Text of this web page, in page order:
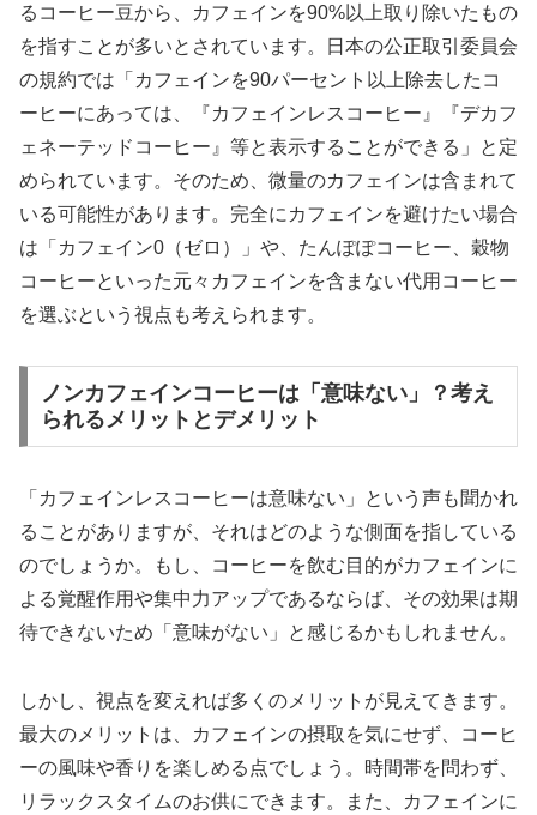
るコーヒー豆から、カフェインを90%以上取り除いたもの
を指すことが多いとされています。日本の公正取引委員会
の規約では「カフェインを90パーセント以上除去したコ
ーヒーにあっては、『カフェインレスコーヒー』『デカフ
ェネーテッドコーヒー』等と表示することができる」と定
められています。そのため、微量のカフェインは含まれて
いる可能性があります。完全にカフェインを避けたい場合
は「カフェイン0（ゼロ）」や、たんぽぽコーヒー、穀物
コーヒーといった元々カフェインを含まない代用コーヒー
を選ぶという視点も考えられます。
ノンカフェインコーヒーは「意味ない」？考え
られるメリットとデメリット
「カフェインレスコーヒーは意味ない」という声も聞かれ
ることがありますが、それはどのような側面を指している
のでしょうか。もし、コーヒーを飲む目的がカフェインに
よる覚醒作用や集中力アップであるならば、その効果は期
待できないため「意味がない」と感じるかもしれません。
しかし、視点を変えれば多くのメリットが見えてきます。
最大のメリットは、カフェインの摂取を気にせず、コーヒ
ーの風味や香りを楽しめる点でしょう。時間帯を問わず、
リラックスタイムのお供にできます。また、カフェインに